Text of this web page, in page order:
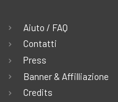
Aiuto / FAQ
Contatti
Press
Banner & Affilliazione
Credits